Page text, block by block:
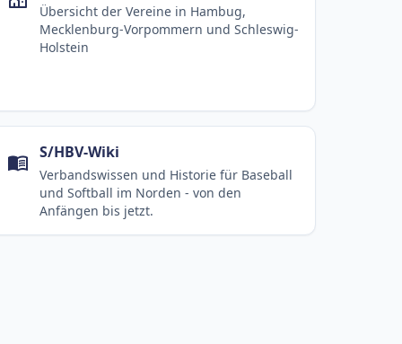
Übersicht der Vereine in Hambug,
Mecklenburg-Vorpommern und Schleswig-
Holstein
S/HBV-Wiki
Verbandswissen und Historie für Baseball
und Softball im Norden - von den
Anfängen bis jetzt.